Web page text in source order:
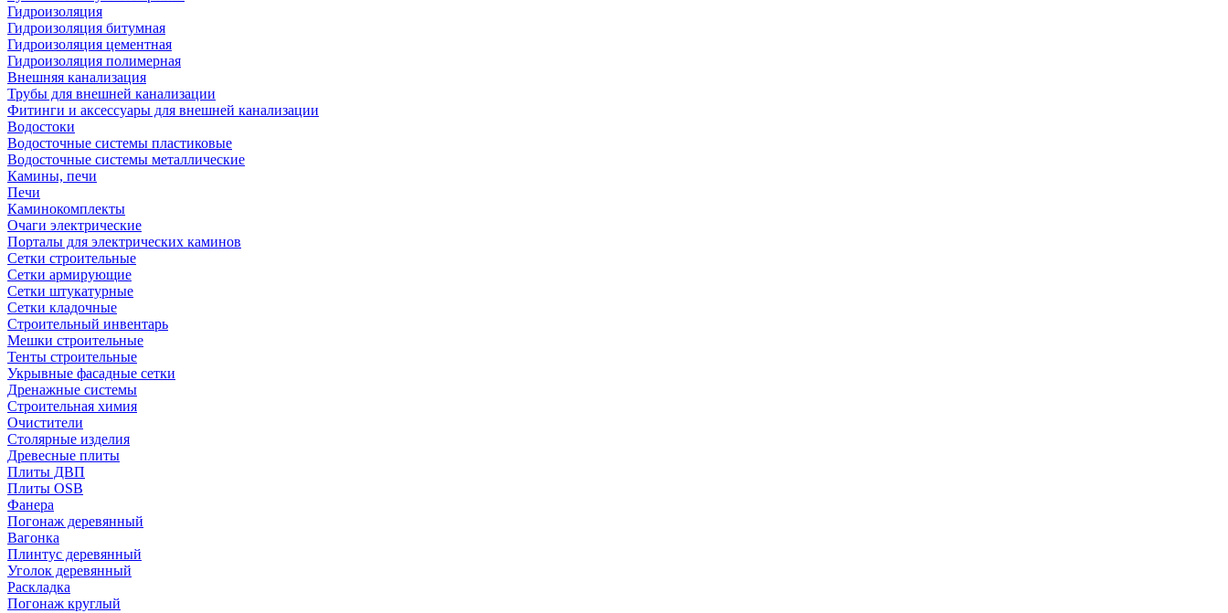
Гидроизоляция
Гидроизоляция битумная
Гидроизоляция цементная
Гидроизоляция полимерная
Внешняя канализация
Трубы для внешней канализации
Фитинги и аксессуары для внешней канализации
Водостоки
Водосточные системы пластиковые
Водосточные системы металлические
Камины, печи
Печи
Каминокомплекты
Очаги электрические
Порталы для электрических каминов
Сетки строительные
Сетки армирующие
Сетки штукатурные
Сетки кладочные
Строительный инвентарь
Мешки строительные
Тенты строительные
Укрывные фасадные сетки
Дренажные системы
Строительная химия
Очистители
Столярные изделия
Древесные плиты
Плиты ДВП
Плиты OSB
Фанера
Погонаж деревянный
Вагонка
Плинтус деревянный
Уголок деревянный
Раскладка
Погонаж круглый